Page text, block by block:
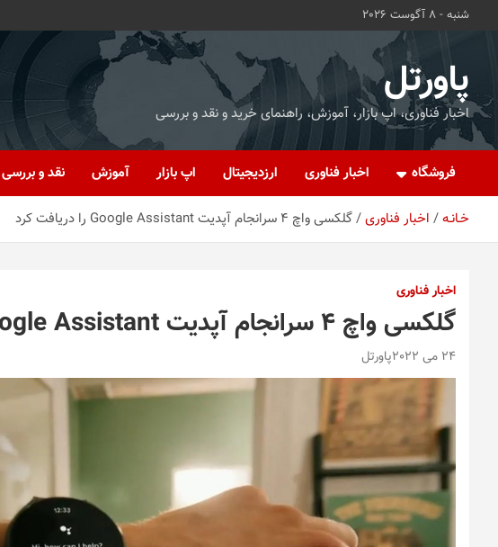
شنبه - 8 آگوست 2026
پاورتل
اخبار فناوری، اپ بازار، آموزش، راهنمای خرید و نقد و بررسی
فروشگاه اخبار فناوری ارزدیجیتال اپ بازار آموزش نقد و بررسی
خـانـه اخبار فناوری گلکسی واچ 4 سرانجام آپدیت Google Assistant را دریافت کرد
اخبار فناوری
گلکسی واچ 4 سرانجام آپدیت Google Assistant را دریافت کرد
24 می 2022 پاورتل